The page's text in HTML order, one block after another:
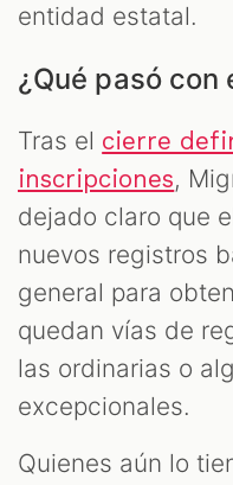
entidad estatal.
¿Qué pasó con
Tras el cierre
inscripciones,
dejado claro que
nuevos registros
general para
quedan vías de
las ordinarias o
excepcionales.
Quienes aún lo